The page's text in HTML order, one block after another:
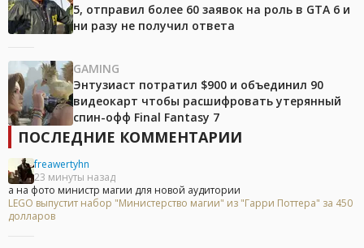
5, отправил более 60 заявок на роль в GTA 6 и
ни разу не получил ответа
GAMING
Энтузиаст потратил $900 и объединил 90
видеокарт чтобы расшифровать утерянный
спин-офф Final Fantasy 7
ПОСЛЕДНИЕ КОММЕНТАРИИ
freawertyhn
23 минуты назад
а на фото министр магии для новой аудитории
LEGO выпустит набор "Министерство магии" из "Гарри Поттера" за 450
долларов